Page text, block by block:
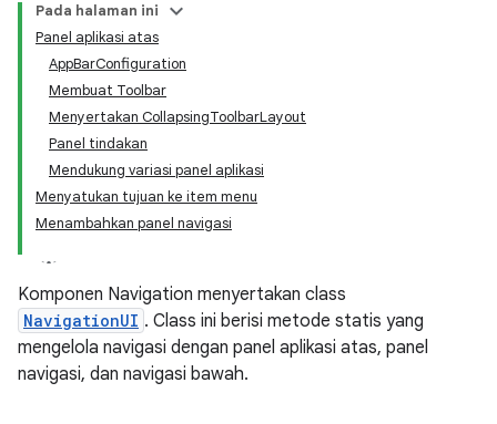
Pada halaman ini
Panel aplikasi atas
AppBarConfiguration
Membuat Toolbar
Menyertakan CollapsingToolbarLayout
Panel tindakan
Mendukung variasi panel aplikasi
Menyatukan tujuan ke item menu
Menambahkan panel navigasi
Komponen Navigation menyertakan class
NavigationUI . Class ini berisi metode statis yang
mengelola navigasi dengan panel aplikasi atas, panel
navigasi, dan navigasi bawah.